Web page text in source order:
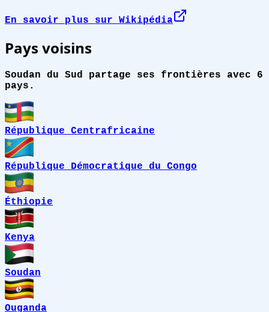
En savoir plus sur Wikipédia
Pays voisins
Soudan du Sud partage ses frontières avec 6
pays.
République Centrafricaine
République Démocratique du Congo
Éthiopie
Kenya
Soudan
Ouganda